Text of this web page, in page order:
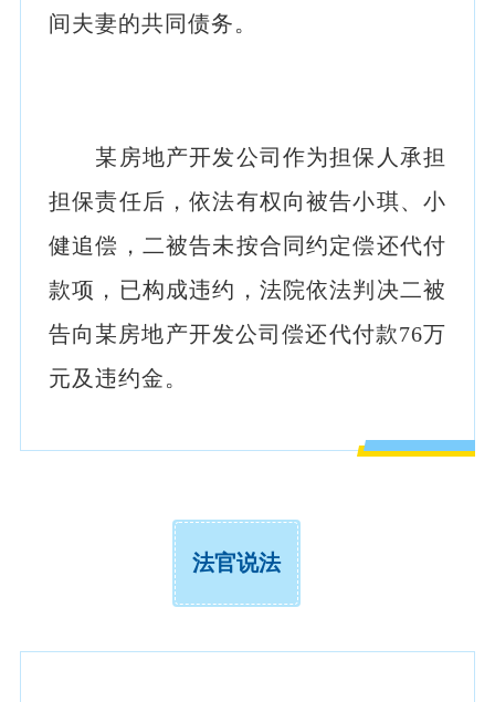
间夫妻的共同债务。
某房地产开发公司作为担保人承担
担保责任后，依法有权向被告小琪、小
健追偿，二被告未按合同约定偿还代付
款项，已构成违约，法院依法判决二被
告向某房地产开发公司偿还代付款76万
元及违约金。
法官说法